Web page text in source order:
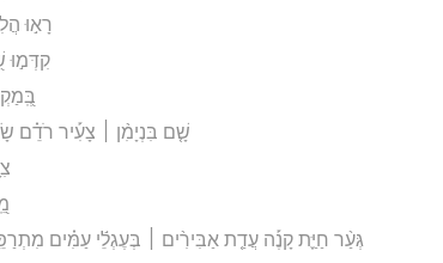
רָא֣וּ
קִדְּמ֣וּ
שָׁ֤ם בִּנְיָמִ֨ן ׀ צָעִ֡יר רֹדֵ֗ם
גְּעַ֨ר חַיַּ֪ת קָנֶ֡ה עֲדַ֤ת אַבִּירִ֨ים ׀ בְּעֶגְלֵ֬י עַמִּ֗ים